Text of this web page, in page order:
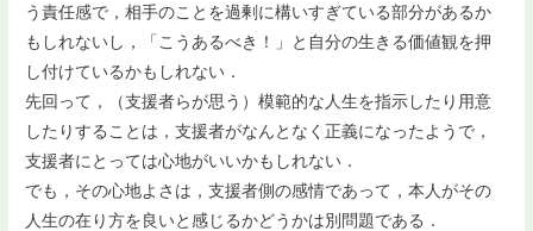
う責任感で，相手のことを過剰に構いすぎている部分があるか
もしれないし，「こうあるべき！」と自分の生きる価値観を押
し付けているかもしれない．
先回って，（支援者らが思う）模範的な人生を指示したり用意
したりすることは，支援者がなんとなく正義になったようで，
支援者にとっては心地がいいかもしれない．
でも，その心地よさは，支援者側の感情であって，本人がその
人生の在り方を良いと感じるかどうかは別問題である．